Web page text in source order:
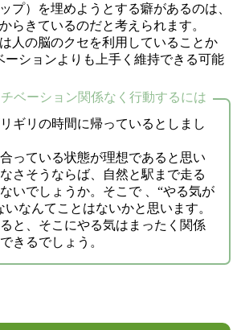
プ）を埋めようとする癖があるのは、
らきているのだと考えられます。
人の脳のクセを利用していることか
ーションよりも上手く維持できる可能
チベーション関係なく行動するには
ギリの時間に帰っているとしまし
っている状態が理想であると思い
さそうならば、自然と駅まで走る
いでしょうか。そこで 、“やる気が
いなんてことはないかと思います。
と、そこにやる気はまったく関係
きるでしょう。